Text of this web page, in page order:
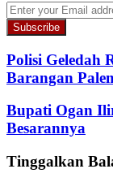
Enter
your
Email
address
Polisi Geledah
Barangan
Bupati Ogan
Besarannya
Tinggalkan